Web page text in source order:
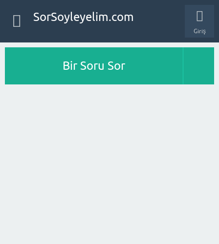
Giriş
SorSoyleyelim.com
Bir Soru Sor